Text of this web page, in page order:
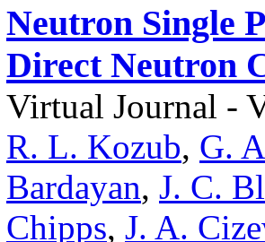
Neutron Single
Direct Neutron
Virtual Journal -
R. L. Kozub, G.
Bardayan, J. C.
Chipps, J. A.